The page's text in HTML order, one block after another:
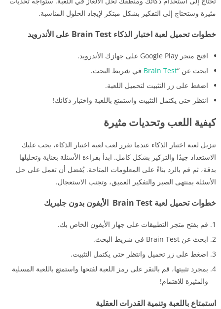
مثيرة وستحتاج إلى التفكير بشكل مبتكر لإيجاد الحلول المناسبة.
خطوات تحميل لعبة اختبار الذكاء Brain Test على الأندرويد
افتح متجر Google Play على جهازك الأندرويد.
ابحث عن “Brain Test في شريط البحث.
اضغط على زر التثبيت لتحميل اللعبة.
انتظر حتى يكتمل التثبيت واستمتع باللعبة واختبار ذكائك!
كيفية اللعب وتحديات مثيرة
تنزيل لعبة اختبار الذكاء عندما تقرر لعب لعبة اختبار الذكاء، يجب عليك
الاستعداد جيدًا والتركيز بشكل كامل. ابدأ بقراءة الأسئلة بعناية وتحليلها
بدقة، ثم قم بالرد بناءً على المعلومات المتاحة. يُفضل أن تعمل على حل
الأسئلة بمنتهى الصبر والتفكير العميق، وتجنب الاستعجال.
خطوات تحميل لعبة Brain Test الأيفون بدون جلبريك
قم بفتح متجر التطبيقات على جهاز الأيفون الخاص بك.
ابحث عن Brain Test في شريط البحث.
اضغط على زر تحميل وانتظر حتى يكتمل التثبيت.
بمجرد تثبيتها، قم بالنقر على رمز اللعبة لفتحها واستمتع باللعبة المسلية
والمثيرة للاهتمام!
استمتاع باللعبة وتنمية القدرات العقلية